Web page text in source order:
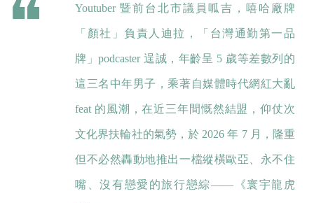
Youtuber 暨前台北市議員呱吉，嘻哈廠牌
「顏社」負責人迪拉，「台灣通勤第一品
牌」podcaster 逞誠，年齡呈 5 歲等差數列的
這三名中年男子，乘著自媒體時代網紅大亂
feat 的風潮，在近三年間慨然結盟，仰仗次
文化界扶輪社的氣勢，於 2026 年 7 月，隆重
但不必然轟動地推出一檔縱橫歐亞、永不住
嘴、沒有戀愛的旅行戀綜——《寰宇龍虎